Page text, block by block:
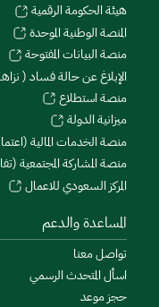
هيئة الحكومة الرقمية
المنصة الوطنية الموحدة
منصة البيانات المفتوحة
الإبلاغ عن حالة فساد (
منصة استطلاع
ميزانية الدولة
منصة الخدمات المالية
منصة المشاركة المجتمعية
المركز السعودي للاعمال
المساعدة والدعم
تواصل معنا
اسأل المتحدث الرسمي
حجز موعد